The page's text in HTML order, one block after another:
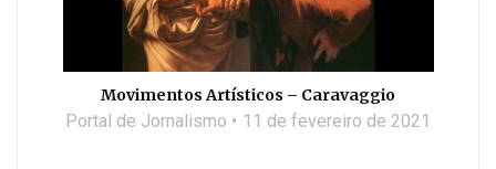
Movimentos Artísticos – Caravaggio
Portal de Jornalismo 11 de fevereiro de 2021